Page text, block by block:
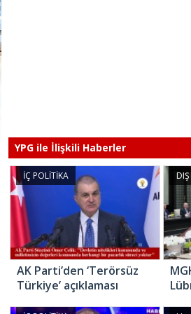
YPG ile İlişkili Haberler
İÇ POLİTİKA
AK Parti’den ‘Terörsüz
Türkiye’ açıklaması